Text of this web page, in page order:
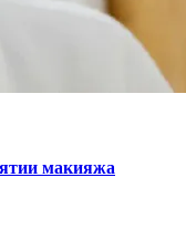
макияжа